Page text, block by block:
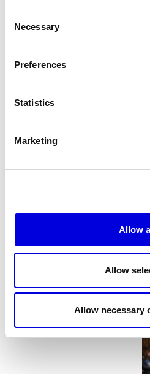
Selection
Necessary
Preferences
Statistics
Marketing
Allow
Allow
Allow necessary
15
17